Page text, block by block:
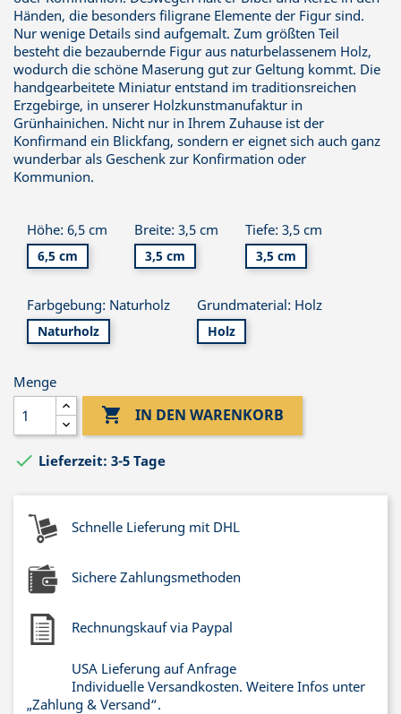
Händen, die besonders filigrane Elemente der Figur sind.
Nur wenige Details sind aufgemalt. Zum größten Teil
besteht die bezaubernde Figur aus naturbelassenem Holz,
wodurch die schöne Maserung gut zur Geltung kommt. Die
handgearbeitete Miniatur entstand im traditionsreichen
Erzgebirge, in unserer Holzkunstmanufaktur in
Grünhainichen. Nicht nur in Ihrem Zuhause ist der
Konfirmand ein Blickfang, sondern er eignet sich auch ganz
wunderbar als Geschenk zur Konfirmation oder
Kommunion.
Höhe: 6,5 cm
6,5 cm
Breite: 3,5 cm
3,5 cm
Tiefe: 3,5 cm
3,5 cm
Farbgebung: Naturholz
Naturholz
Grundmaterial: Holz
Holz
Menge
 IN DEN WARENKORB
 Lieferzeit: 3-5 Tage
Schnelle Lieferung mit DHL
Sichere Zahlungsmethoden
Rechnungskauf via Paypal
USA Lieferung auf Anfrage
Individuelle Versandkosten. Weitere Infos unter
„Zahlung & Versand“.